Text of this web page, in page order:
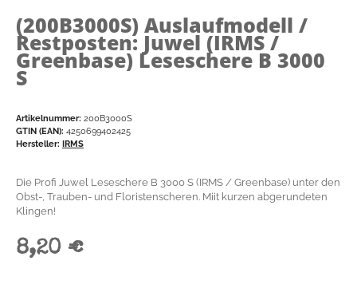
(200B3000S) Auslaufmodell /
Restposten: Juwel (IRMS /
Greenbase) Leseschere B 3000
S
Artikelnummer: 200B3000S
GTIN (EAN): 4250699402425
Hersteller: IRMS
Die Profi Juwel Leseschere B 3000 S (IRMS / Greenbase) unter den
Obst-, Trauben- und Floristenscheren. Miit kurzen abgerundeten
Klingen!
8,20 €